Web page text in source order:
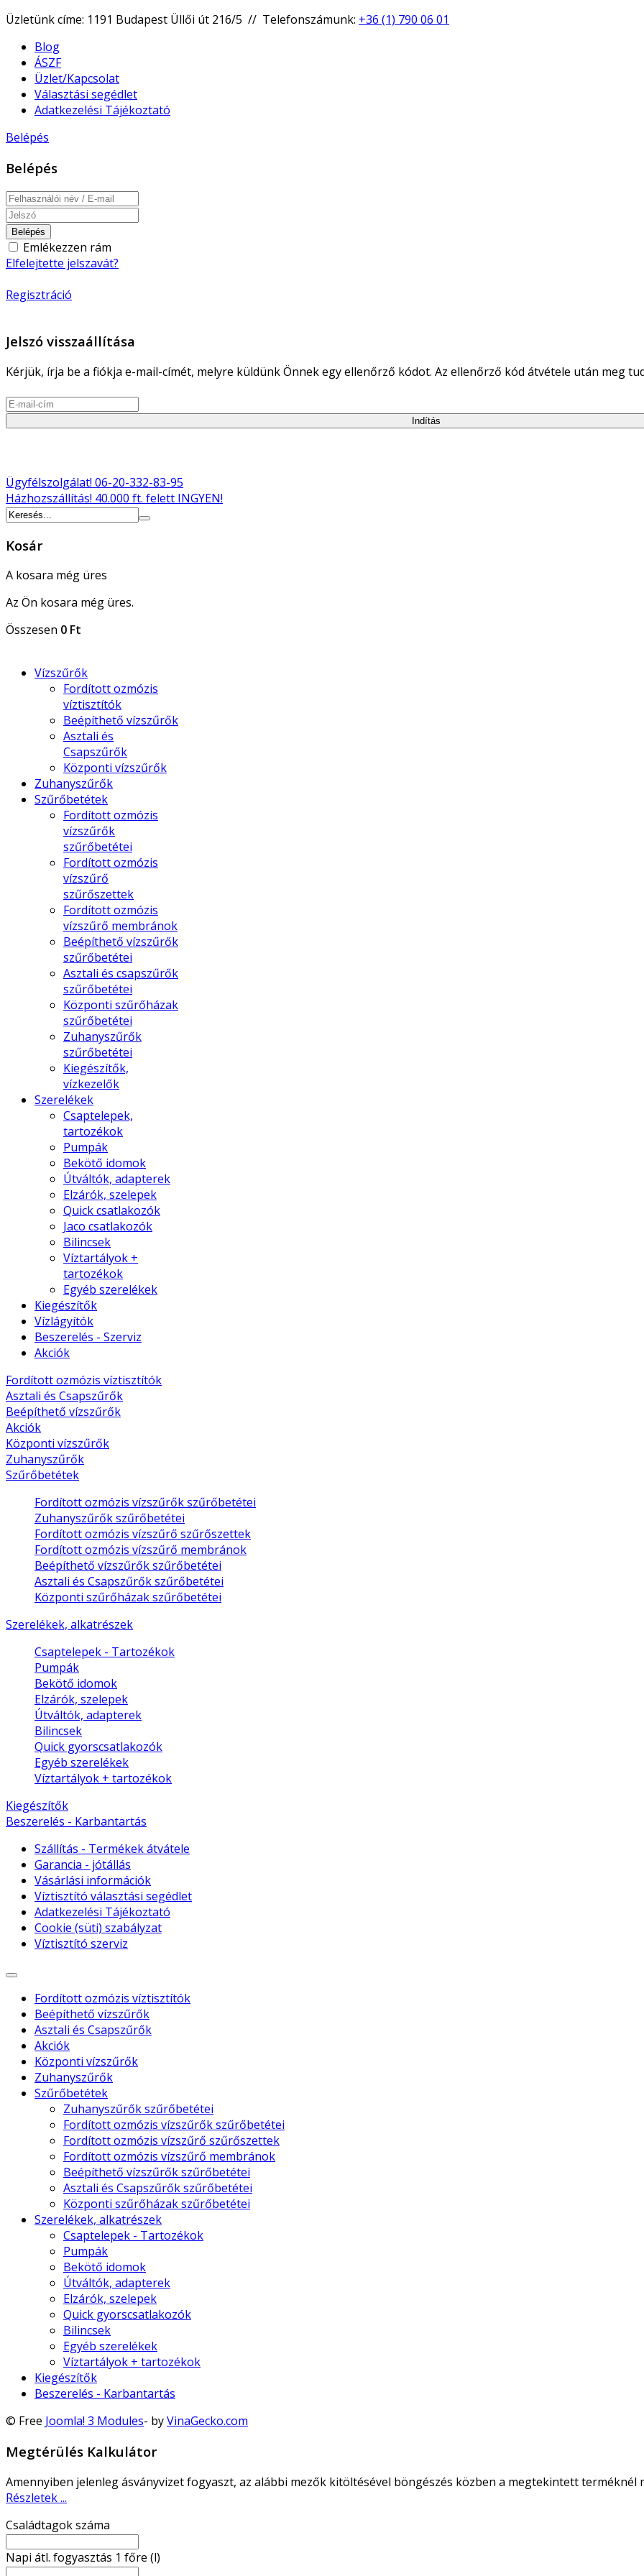
Üzletünk címe: 1191 Budapest Üllői út 216/5 // Telefonszámunk: +36 (1) 790 06 01
Blog
ÁSZF
Üzlet/Kapcsolat
Választási segédlet
Adatkezelési Tájékoztató
Belépés
Belépés
Belépés
Emlékezzen rám
Elfelejtette jelszavát?
Regisztráció
Jelszó visszaállítása
Kérjük, írja be a fiókja e-mail-címét, melyre küldünk Önnek egy ellenőrző kódot. Az ellenőrző kód átvétele után meg
Indítás
Ügyfélszolgálat! 06-20-332-83-95
Házhozszállítás! 40.000 ft. felett INGYEN!
Kosár
A kosara még üres
Az Ön kosara még üres.
Összesen 0 Ft
Vízszűrők
Fordított ozmózis
víztisztítók
Beépíthető vízszűrők
Asztali és
Csapszűrők
Központi vízszűrők
Zuhanyszűrők
Szűrőbetétek
Fordított ozmózis
vízszűrők
szűrőbetétei
Fordított ozmózis
vízszűrő
szűrőszettek
Fordított ozmózis
vízszűrő membránok
Beépíthető vízszűrők
szűrőbetétei
Asztali és csapszűrők
szűrőbetétei
Központi szűrőházak
szűrőbetétei
Zuhanyszűrők
szűrőbetétei
Kiegészítők,
vízkezelők
Szerelékek
Csaptelepek,
tartozékok
Pumpák
Bekötő idomok
Útváltók, adapterek
Elzárók, szelepek
Quick csatlakozók
Jaco csatlakozók
Bilincsek
Víztartályok +
tartozékok
Egyéb szerelékek
Kiegészítők
Vízlágyítók
Beszerelés - Szerviz
Akciók
Fordított ozmózis víztisztítók
Asztali és Csapszűrők
Beépíthető vízszűrők
Akciók
Központi vízszűrők
Zuhanyszűrők
Szűrőbetétek
Fordított ozmózis vízszűrők szűrőbetétei
Zuhanyszűrők szűrőbetétei
Fordított ozmózis vízszűrő szűrőszettek
Fordított ozmózis vízszűrő membránok
Beépíthető vízszűrők szűrőbetétei
Asztali és Csapszűrők szűrőbetétei
Központi szűrőházak szűrőbetétei
Szerelékek, alkatrészek
Csaptelepek - Tartozékok
Pumpák
Bekötő idomok
Elzárók, szelepek
Útváltók, adapterek
Bilincsek
Quick gyorscsatlakozók
Egyéb szerelékek
Víztartályok + tartozékok
Kiegészítők
Beszerelés - Karbantartás
Szállítás - Termékek átvátele
Garancia - jótállás
Vásárlási információk
Víztisztító választási segédlet
Adatkezelési Tájékoztató
Cookie (süti) szabályzat
Víztisztító szerviz
Fordított ozmózis víztisztítók
Beépíthető vízszűrők
Asztali és Csapszűrők
Akciók
Központi vízszűrők
Zuhanyszűrők
Szűrőbetétek
Zuhanyszűrők szűrőbetétei
Fordított ozmózis vízszűrők szűrőbetétei
Fordított ozmózis vízszűrő szűrőszettek
Fordított ozmózis vízszűrő membránok
Beépíthető vízszűrők szűrőbetétei
Asztali és Csapszűrők szűrőbetétei
Központi szűrőházak szűrőbetétei
Szerelékek, alkatrészek
Csaptelepek - Tartozékok
Pumpák
Bekötő idomok
Útváltók, adapterek
Elzárók, szelepek
Quick gyorscsatlakozók
Bilincsek
Egyéb szerelékek
Víztartályok + tartozékok
Kiegészítők
Beszerelés - Karbantartás
© Free Joomla! 3 Modules- byVinaGecko.com
Megtérülés Kalkulátor
Amennyiben jelenleg ásványvizet fogyaszt, az alábbi mezők kitöltésével böngészés közben a megtekintett terméknél
Részletek ...
Családtagok száma
Napi átl. fogyasztás 1 főre (l)